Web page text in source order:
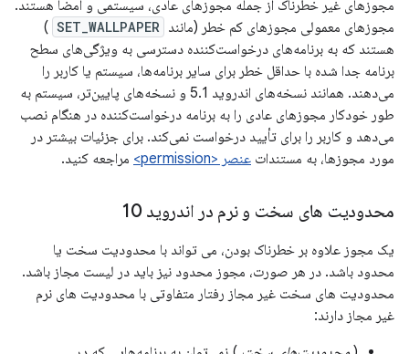
مجوزهای غیر خطرناک از جمله مجوزهای عادی، سیستمی و امضا هستند.
مجوزهای معمولی مجوزهای کم خطر (مانند SET_WALLPAPER
)
هستند که به برنامه‌های درخواست‌کننده دسترسی به ویژگی‌های سطح
برنامه جدا شده با حداقل خطر برای سایر برنامه‌ها، سیستم یا کاربر را
می‌دهند. همانند نسخه‌های اندروید 5.1 و نسخه‌های پایین‌تر، سیستم به
طور خودکار مجوزهای عادی را به برنامه درخواست‌کننده در هنگام نصب
می‌دهد و کاربر را برای تأیید درخواست نمی‌کند. برای جزئیات بیشتر در
مورد مجوزها، به مستندات عنصر <permission> مراجعه کنید.
محدودیت های سخت و نرم در اندروید 10
یک مجوز علاوه بر خطرناک بودن، می تواند با محدودیت سخت یا
محدود باشد. در هر صورت، مجوز محدود نیز باید در لیست مجاز باشد.
محدودیت های سخت غیر مجاز رفتار متفاوتی با محدودیت های نرم
غیر مجاز دارند: